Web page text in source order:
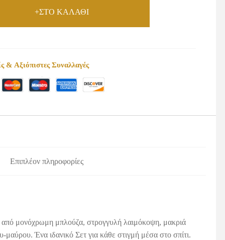
+ΣΤΟ ΚΑΛΑΘΙ
& Αξιόπιστες Συναλλαγές
Επιπλέον πληροφορίες
από μονόχρωμη μπλούζα, στρογγυλή λαιμόκοψη, μακριά
Ένα ιδανικό Σετ για κάθε στιγμή μέσα στο σπίτι.